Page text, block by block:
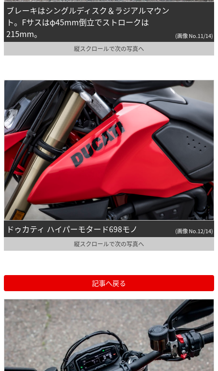
ブレーキはシングルディスク＆ラジアルマウン
ト。Fサスはφ45mm倒立でストロークは
215mm。
(画像 No.11/14)
縦スクロールで次の写真へ
ドゥカティ ハイパーモタード698モノ (画像 No.12/14)
縦スクロールで次の写真へ
記事へ戻る